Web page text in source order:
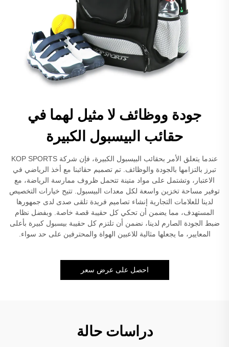
جودة ووظائف لا مثيل لهما في
حقائب البيسبول الكبيرة
عندما يتعلق الأمر بحقائب البيسبول الكبيرة، فإن شركة KOP SPORTS
تبرز بالتزامها بالجودة والوظائف. تم تصميم حقائبنا مع أخذ الرياضي في
الاعتبار، وتشتمل على مواد متينة تتحمل ظروف ممارسة الرياضة، مع
توفير مساحة تخزين واسعة لكل معدات البيسبول. تتيح خيارات التخصيص
لدينا للعلامات التجارية إنشاء تصاميم فريدة تلقى صدى لدى جمهورها
المستهدف، مما يضمن أن تحكي كل حقيبة قصة خاصة. وبفضل نظام
ضبط الجودة الصارم لدينا، نضمن أن تلتزم كل حقيبة بيسبول كبيرة بأعلى
المعايير، ما يجعلها مثالية للاعبين الهواة والمحترفين على حد سواء.
احصل على عرض سعر
دراسات حالة